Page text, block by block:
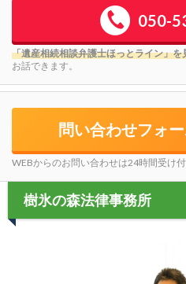
050-
「遺産相続相談弁護士ほっとライン」を
お話できます。
問い合わせフォ
WEBからのお問い合わせは24時間受け付
樹氷の森法律事務所